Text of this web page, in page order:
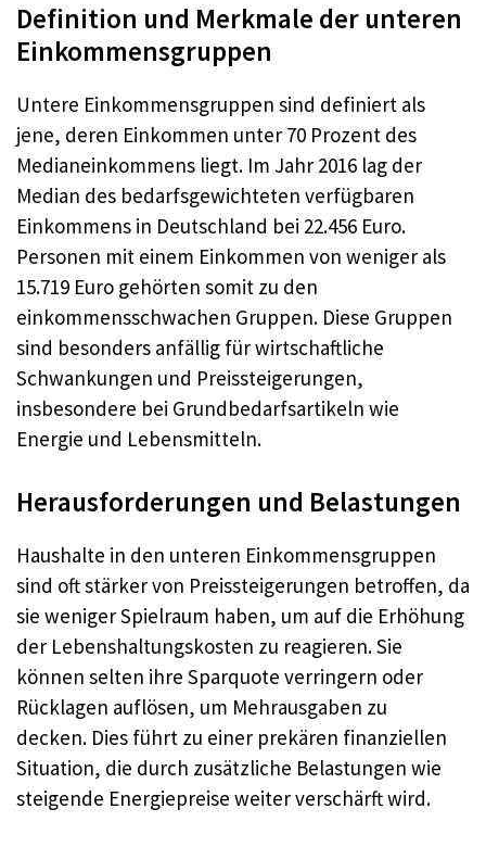
Definition und Merkmale der unteren
Einkommensgruppen
Untere Einkommensgruppen sind definiert als
jene, deren Einkommen unter 70 Prozent des
Medianeinkommens liegt. Im Jahr 2016 lag der
Median des bedarfsgewichteten verfügbaren
Einkommens in Deutschland bei 22.456 Euro.
Personen mit einem Einkommen von weniger als
15.719 Euro gehörten somit zu den
einkommensschwachen Gruppen. Diese Gruppen
sind besonders anfällig für wirtschaftliche
Schwankungen und Preissteigerungen,
insbesondere bei Grundbedarfsartikeln wie
Energie und Lebensmitteln.
Herausforderungen und Belastungen
Haushalte in den unteren Einkommensgruppen
sind oft stärker von Preissteigerungen betroffen, da
sie weniger Spielraum haben, um auf die Erhöhung
der Lebenshaltungskosten zu reagieren. Sie
können selten ihre Sparquote verringern oder
Rücklagen auflösen, um Mehrausgaben zu
decken. Dies führt zu einer prekären finanziellen
Situation, die durch zusätzliche Belastungen wie
steigende Energiepreise weiter verschärft wird.